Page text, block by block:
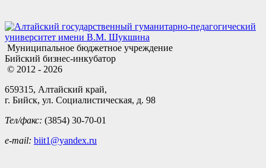
Муниципальное бюджетное учреждение
Бийский бизнес-инкубатор
© 2012 - 2026
659315, Алтайский край,
г. Бийск, ул. Социалистическая, д. 98
Тел/факс: (3854) 30-70-01
e-mail: biit1@yandex.ru